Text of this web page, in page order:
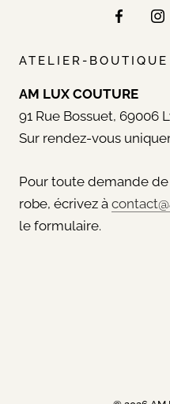
ATELIER-
AM LUX COUTURE
91 Rue Bossuet, 69006
Sur rendez-vous
Pour toute demande
robe, écrivez à
le formulaire.